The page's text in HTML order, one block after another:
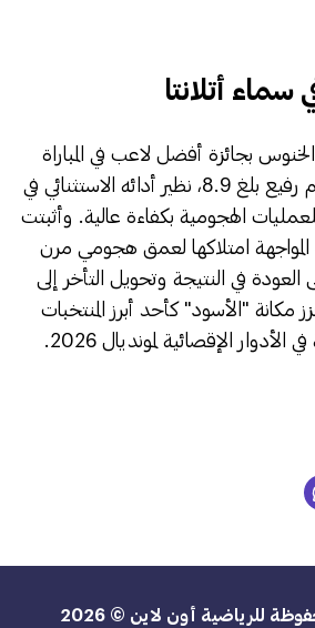
سماء أتلانتا
الخنوس بجائزة أفضل لاعب في المباراة
بعدما حصل على تقييم رفيع بلغ 8.9، نظير أدائه الاستثنائي في
الهجومية بكفاءة عالية. وأثبتت
امتلاكها لعمق هجومي مرن
في النتيجة وتحويل التأخر إلى
"الأسود" كأحد أبرز المنتخبات
الإقصائية لمونديال 2026.
للرياضية أون لاين © 2026